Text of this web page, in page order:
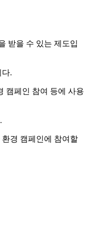
받을 수 있는 제도입
.
캠페인 참여 등에 사용
경 캠페인에 참여할